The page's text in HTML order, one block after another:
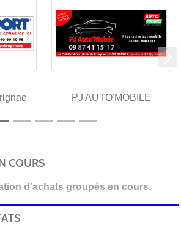
PJ AUTO'MOBILE
COURS
d'achats groupés en cours.